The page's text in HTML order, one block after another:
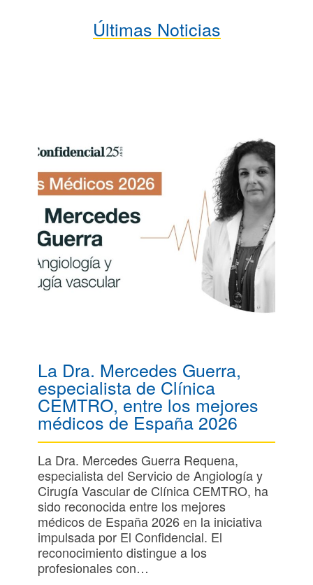
Últimas Noticias
La Dra. Mercedes Guerra,
especialista de Clínica
CEMTRO, entre los mejores
médicos de España 2026
La Dra. Mercedes Guerra Requena,
especialista del Servicio de Angiología y
Cirugía Vascular de Clínica CEMTRO, ha
sido reconocida entre los mejores
médicos de España 2026 en la iniciativa
impulsada por El Confidencial. El
reconocimiento distingue a los
profesionales con…